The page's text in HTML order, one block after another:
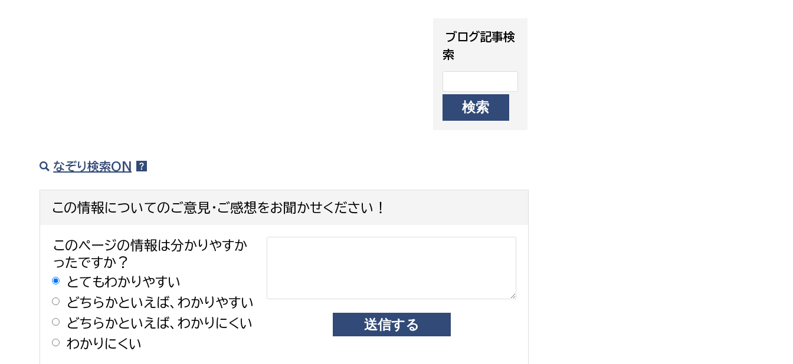
ブログ記事検
索
なぞり検索ON
この情報についてのご意見・ご感想をお聞かせください！
このページの情報は分かりやすか
ったですか？
とてもわかりやすい
どちらかといえば、わかりやすい
どちらかといえば、わかりにくい
わかりにくい